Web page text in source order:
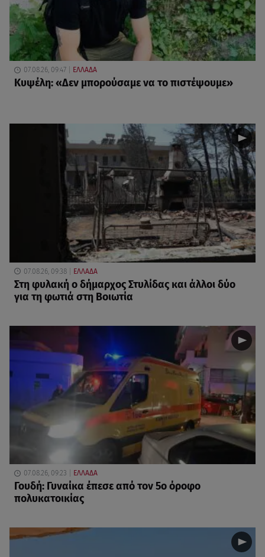
07.08.26, 09:47 ΕΛΛΑΔΑ
Κυψέλη: «Δεν μπορούσαμε να το πιστέψουμε»
07.08.26, 09:38 ΕΛΛΑΔΑ
Στη φυλακή ο δήμαρχος Στυλίδας και άλλοι δύο
για τη φωτιά στη Βοιωτία
07.08.26, 09:23 ΕΛΛΑΔΑ
Γουδή: Γυναίκα έπεσε από τον 5ο όροφο
πολυκατοικίας